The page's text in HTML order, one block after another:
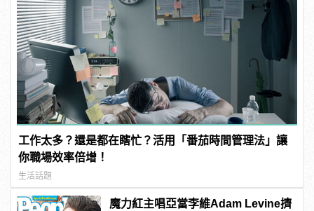
工作太多？還是都在瞎忙？活用「番茄時間管理法」讓
你職場效率倍增！
生活話題
魔力紅主唱亞當李維Adam Levine擠